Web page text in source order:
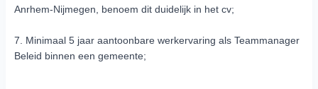
Anrhem-Nijmegen, benoem dit duidelijk in het cv;
7. Minimaal 5 jaar aantoonbare werkervaring als Teammanager
Beleid binnen een gemeente;